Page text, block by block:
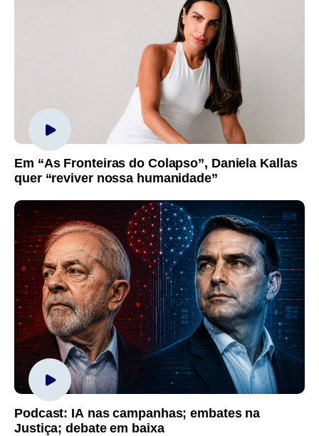
Em “As Fronteiras do Colapso”, Daniela Kallas
quer “reviver nossa humanidade”
Podcast: IA nas campanhas; embates na
Justiça; debate em baixa